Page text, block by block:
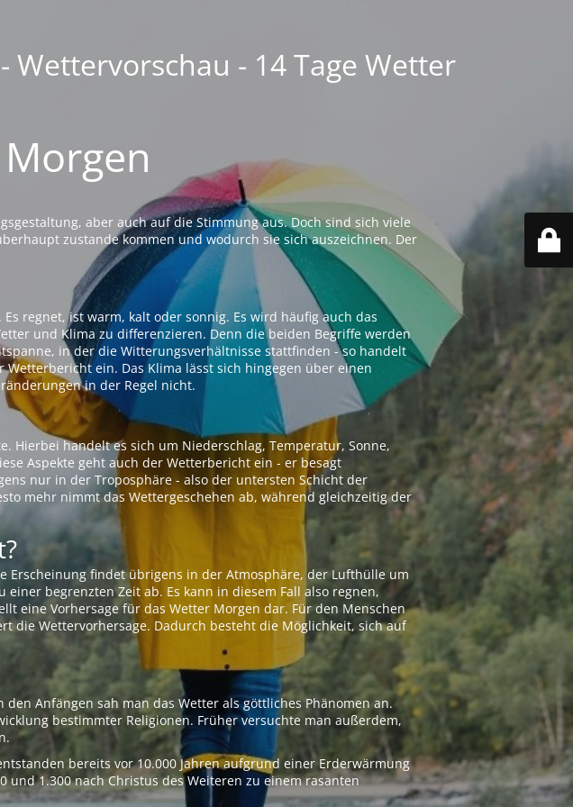
- 14 Tage Wetter
aber auch auf die Stimmung aus. Doch sind sich viele
zustande kommen und wodurch sie sich auszeichnen. Der
regnet, ist warm, kalt oder sonnig. Es wird häufig auch das
und Klima zu differenzieren. Denn die beiden Begriffe werden
in der die Witterungsverhältnisse stattfinden - so handelt
ein. Das Klima lässt sich hingegen über einen
in der Regel nicht.
Hierbei handelt es sich um Niederschlag, Temperatur, Sonne,
Aspekte geht auch der Wetterbericht ein - er besagt
nur in der Troposphäre - also der untersten Schicht der
mehr nimmt das Wettergeschehen ab, während gleichzeitig der
Erscheinung findet übrigens in der Atmosphäre, der Lufthülle um
begrenzten Zeit ab. Es kann in diesem Fall also regnen,
eine Vorhersage für das Wetter Morgen dar. Für den Menschen
die Wettervorhersage. Dadurch besteht die Möglichkeit, sich auf
Anfängen sah man das Wetter als göttliches Phänomen an.
bestimmter Religionen. Früher versuchte man außerdem,
bereits vor 10.000 Jahren aufgrund einer Erderwärmung
1.300 nach Christus des Weiteren zu einem rasanten